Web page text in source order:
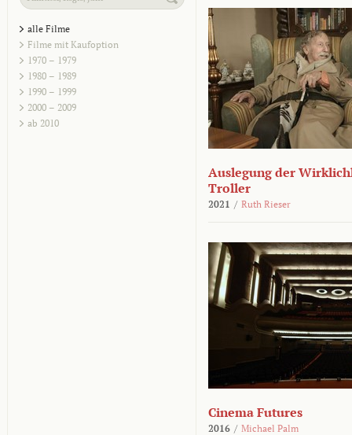
alle Filme
Filme mit Kaufoption
1970 – 1979
1980 – 1989
1990 – 1999
2000 – 2009
ab 2010
Auslegung der
Troller
2021 / Ruth Rieser
Cinema Futures
2016 / Michael Palm